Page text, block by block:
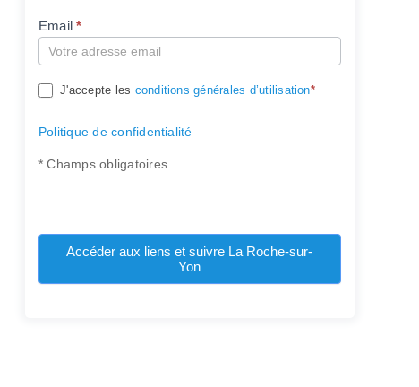
Compte
Email*
J'accepte les conditions générales d’utilisation*
Politique de confidentialité
* Champs obligatoires
Accéder aux liens et suivre La Roche-sur-
Yon